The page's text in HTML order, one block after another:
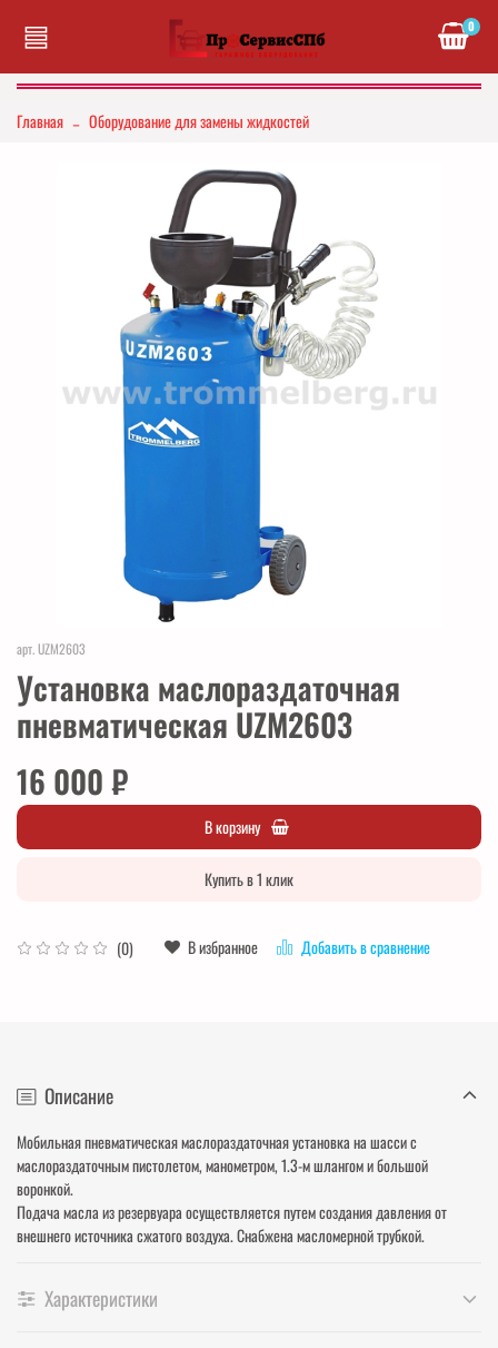
0
Главная Оборудование для замены жидкостей
арт.UZM2603
Установка маслораздаточная
пневматическая UZM2603
(0) В избранное Добавить в сравнение
16 000 ₽
В корзину
Купить в 1 клик
Описание
Мобильная пневматическая маслораздаточная установка на шасси с
маслораздаточным пистолетом, манометром, 1.3-м шлангом и большой
воронкой.
Подача масла из резервуара осуществляется путем создания давления от
внешнего источника сжатого воздуха. Снабжена масломерной трубкой.
Характеристики